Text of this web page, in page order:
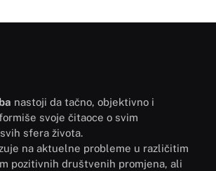
nastoji da tačno, objektivno i
svoje čitaoce o svim
sfera života.
na aktuelne probleme u različitim
pozitivnih društvenih promjena, ali